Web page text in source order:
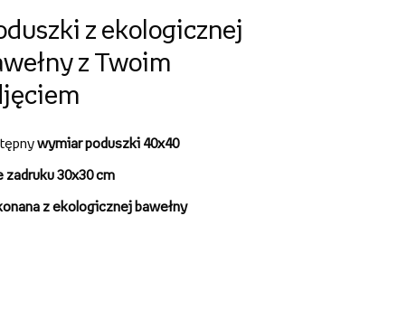
z ekologicznej
z Twoim
wymiar poduszki 40x40
zadruku 30x30 cm
z ekologicznej bawełny